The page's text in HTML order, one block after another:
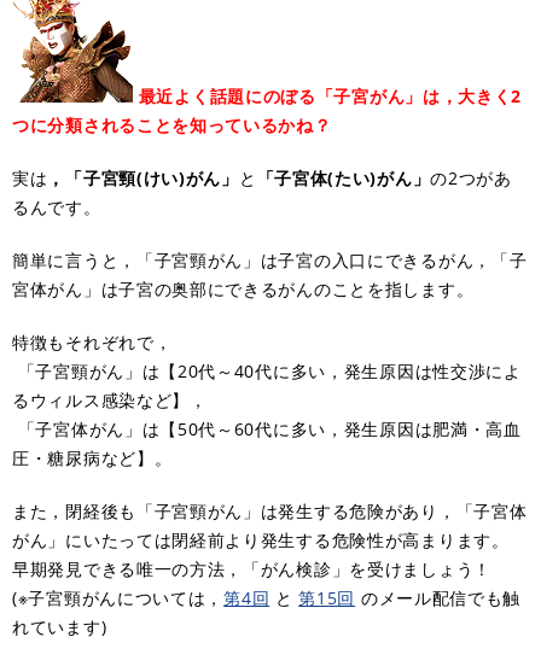
最近よく話題にのぼる「子宮がん」は，大きく2
つに分類されることを知っているかね？
実は ，「子宮頸(けい)がん」 と 「子宮体(たい)がん」の2つがあ
るんです。
簡単に言うと，「子宮頸がん」は子宮の入口にできるがん，「子
宮体がん」は子宮の奥部にできるがんのことを指します。
特徴もそれぞれで，
「子宮頸がん」は【20代～40代に多い，発生原因は性交渉によ
るウィルス感染など】，
「子宮体がん」は【50代～60代に多い，発生原因は肥満・高血
圧・糖尿病など】。
また，閉経後も「子宮頸がん」は発生する危険があり，「子宮体
がん」にいたっては閉経前より発生する危険性が高まります。
早期発見できる唯一の方法，「がん検診」を受けましょう！
(※子宮頸がんについては，第4回 と第15回 のメール配信でも触
れています)